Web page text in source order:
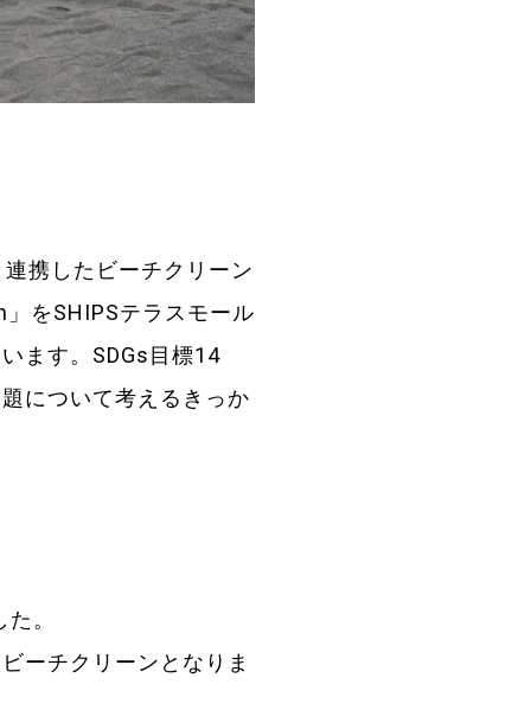
携したビーチクリーン
をSHIPSテラスモール
ます。SDGs目標14
について考えるきっか
。
ーチクリーンとなりま